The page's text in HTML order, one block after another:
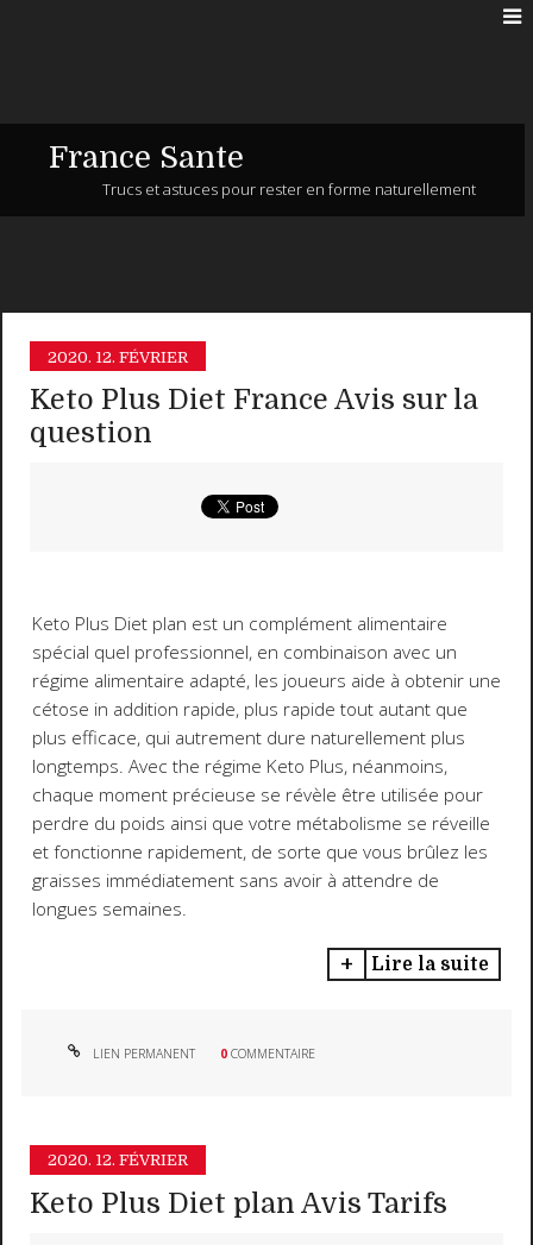
France Sante
Trucs et astuces pour rester en forme naturellement
2020. 12. FÉVRIER
Keto Plus Diet France Avis sur la
question
Keto Plus Diet plan est un complément alimentaire
spécial quel professionnel, en combinaison avec un
régime alimentaire adapté, les joueurs aide à obtenir une
cétose in addition rapide, plus rapide tout autant que
plus efficace, qui autrement dure naturellement plus
longtemps. Avec the régime Keto Plus, néanmoins,
chaque moment précieuse se révèle être utilisée pour
perdre du poids ainsi que votre métabolisme se réveille
et fonctionne rapidement, de sorte que vous brûlez les
graisses immédiatement sans avoir à attendre de
longues semaines.
Lire la suite
LIEN PERMANENT 0 COMMENTAIRE
2020. 12. FÉVRIER
Keto Plus Diet plan Avis Tarifs